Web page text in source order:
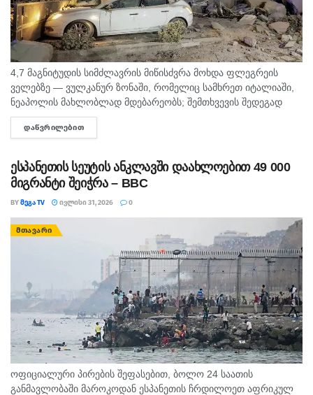
4,7 მაგნიტუდის სიმძლავრის მიწისძვრა მოხდა ფლეგრეის
ველებზე — ვულკანურ ზონაში, რომელიც სამხრეთ იტალიაში,
ნეაპოლის მახლობლად მდებარეობს; შემთხვევის შედეგად
დაშავდა ოთხი ადამიანი, დაზიანდა შენობები და ეკლესიები.
იტალიის გეოფიზიკისა და ვულკანოლოგიის ეროვნულმა...
ᲓᲐᲬᲕᲠᲘᲚᲔᲑᲘᲗ
ესპანეთის სეუტის ანკლავში დაახლოებით 49 000
მიგრანტი შეიჭრა – BBC
BYᲛᲔᲒᲐ TV ᲘᲕᲚᲘᲡᲘ 31, 2026 0
ᲛᲗᲐᲕᲐᲠᲘ
ოფიციალური პირების შეფასებით, ბოლო 24 საათის
განმავლობაში მაროკოდან ესპანეთის ჩრდილოეთ აფრიკულ